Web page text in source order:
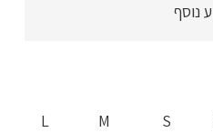
נוסף
S
M
L